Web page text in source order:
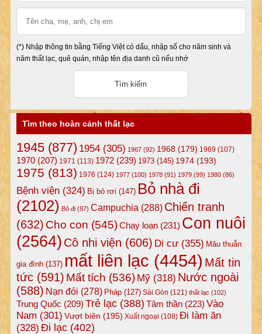
(*) Nhập thông tin bằng Tiếng Việt có dấu, nhập số cho năm sinh và
năm thất lạc, quê quán, nhập tên địa danh cũ nếu nhớ
Tìm theo hoàn cảnh thất lạc
1945(877) 1954(305) 1967(92) 1968(179) 1969 (107)
1970(207) 1971 (113) 1972(239) 1973(145) 1974(193)
1975 (813) 1976 (124) 1977(100) 1978(91) 1979(99) 1980(86)
Bệnh viện(324) Bị bỏ rơi (147) Bỏ nhà đi
(2102) Bỏ đi(87) Campuchia (288) Chiến tranh
(632) Cho con (545)Chạy loạn(231) Con nuôi
(2564) Cô nhi viện (606) Di cư(355) Mâu thuẫn
gia đình(137) mất liên lạc (4454) Mất tin
tức(591) Mất tích (536) Mỹ(318) Nước ngoài
(588) Nạn đói (278) Pháp(127) Sài Gòn (121) thất lạc (102)
Trung Quốc (209) Trẻ lạc(388) Tâm thần(223) Vào
Nam (301) Vượt biên (195) Xuất ngoại (108) Đi làm ăn
(328) Đi lạc(402)